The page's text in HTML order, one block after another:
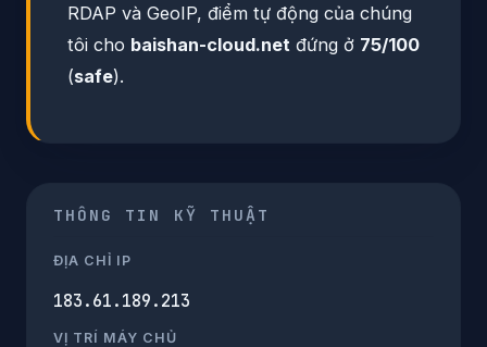
RDAP và GeoIP, điểm tự động của chúng
tôi cho baishan-cloud.net đứng ở 75/100
(safe).
THÔNG TIN KỸ THUẬT
ĐỊA CHỈ IP
183.61.189.213
VỊ TRÍ MÁY CHỦ